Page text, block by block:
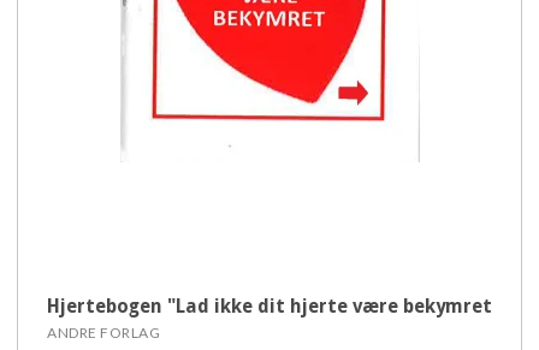
Hjertebogen "Lad ikke dit hjerte være bekymret
ANDRE FORLAG